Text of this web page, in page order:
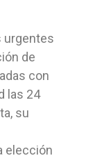
urgentes
de
con
las 24
su
elección